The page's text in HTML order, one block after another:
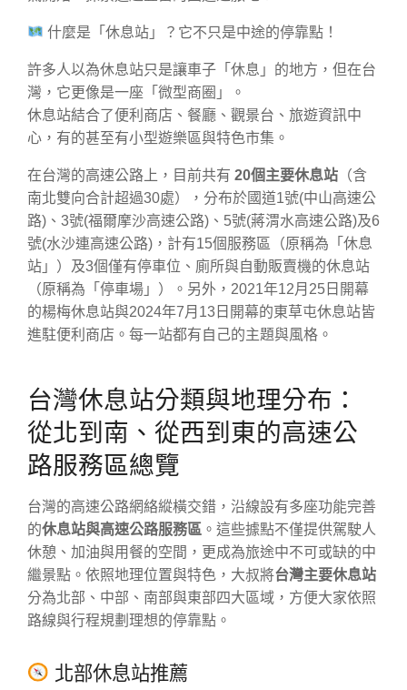
什麼是「休息站」？它不只是中途的停靠點！
許多人以為休息站只是讓車子「休息」的地方，但在台
灣，它更像是一座「微型商圈」。
休息站結合了便利商店、餐廳、觀景台、旅遊資訊中
心，有的甚至有小型遊樂區與特色市集。
在台灣的高速公路上，目前共有 20個主要休息站 （含
南北雙向合計超過30處），分布於國道1號(中山高速公
路)、3號(福爾摩沙高速公路)、5號(蔣渭水高速公路)及6
號(水沙連高速公路)，計有15個服務區（原稱為「休息
站」）及3個僅有停車位、廁所與自動販賣機的休息站
（原稱為「停車場」）。另外，2021年12月25日開幕
的楊梅休息站與2024年7月13日開幕的東草屯休息站皆
進駐便利商店。每一站都有自己的主題與風格。
台灣休息站分類與地理分布：
從北到南、從西到東的高速公
路服務區總覽
台灣的高速公路網絡縱橫交錯，沿線設有多座功能完善
的休息站與高速公路服務區 。這些據點不僅提供駕駛人
休憩、加油與用餐的空間，更成為旅途中不可或缺的中
繼景點。依照地理位置與特色，大叔將台灣主要休息站
分為北部、中部、南部與東部四大區域，方便大家依照
路線與行程規劃理想的停靠點。
北部休息站推薦